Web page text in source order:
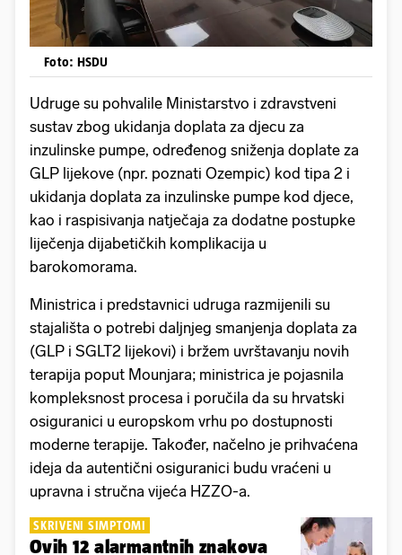
Foto: HSDU
Udruge su pohvalile Ministarstvo i zdravstveni
sustav zbog ukidanja doplata za djecu za
inzulinske pumpe, određenog sniženja doplate za
GLP lijekove (npr. poznati Ozempic) kod tipa 2 i
ukidanja doplata za inzulinske pumpe kod djece,
kao i raspisivanja natječaja za dodatne postupke
liječenja dijabetičkih komplikacija u
barokomorama.
Ministrica i predstavnici udruga razmijenili su
stajališta o potrebi daljnjeg smanjenja doplata za
(GLP i SGLT2 lijekovi) i bržem uvrštavanju novih
terapija poput Mounjara; ministrica je pojasnila
kompleksnost procesa i poručila da su hrvatski
osiguranici u europskom vrhu po dostupnosti
moderne terapije. Također, načelno je prihvaćena
ideja da autentični osiguranici budu vraćeni u
upravna i stručna vijeća HZZO-a.
SKRIVENI SIMPTOMI
Ovih 12 alarmantnih znakova